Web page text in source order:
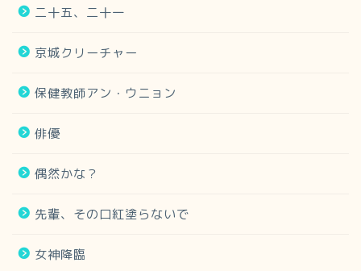
二十五、二十一
京城クリーチャー
保健教師アン・ウニョン
俳優
偶然かな？
先輩、その口紅塗らないで
女神降臨